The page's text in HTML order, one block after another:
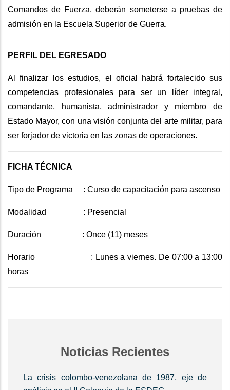
Comandos de Fuerza, deberán someterse a pruebas de
admisión en la Escuela Superior de Guerra.
PERFIL DEL EGRESADO
Al finalizar los estudios, el oficial habrá fortalecido sus
competencias profesionales para ser un líder integral,
comandante, humanista, administrador y miembro de
Estado Mayor, con una visión conjunta del arte militar, para
ser forjador de victoria en las zonas de operaciones.
FICHA TÉCNICA
Tipo de Programa : Curso de capacitación para ascenso
Modalidad : Presencial
Duración : Once (11) meses
Horario : Lunes a viernes. De 07:00 a 13:00
horas
Noticias Recientes
La crisis colombo-venezolana de 1987, eje de